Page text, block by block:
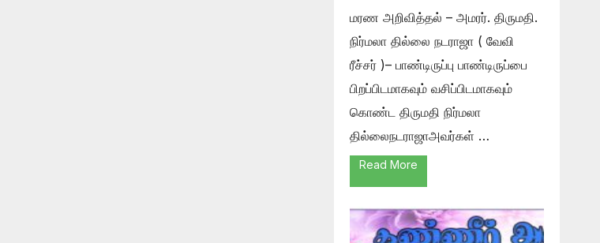
மரண அறிவித்தல் – அமரர். திருமதி.
நிர்மலா தில்லை நடராஜா ( வேவி
ரீச்சர் )– பாண்டிருப்பு பாண்டிருப்பை
பிறப்பிடமாகவும் வசிப்பிடமாகவும்
கொண்ட திருமதி நிர்மலா
தில்லைநடராஜாஅவர்கள் …
Read More